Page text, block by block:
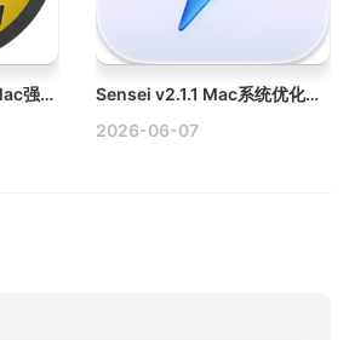
UltraEdit v25.0.0.11 Mac强大的编辑器破解版下载
Sensei v2.1.1 Mac系统优化、清理工具、系统监控工具下载
2026-06-07